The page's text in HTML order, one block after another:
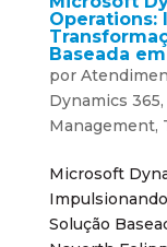
Operations:
Baseada
por
Dynamics 365,
Management,
Microsoft
Solução